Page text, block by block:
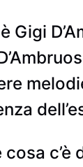
Gigi
c’è